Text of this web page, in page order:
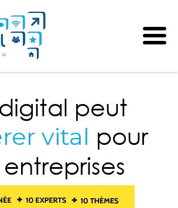
peut
vital pour
entreprises